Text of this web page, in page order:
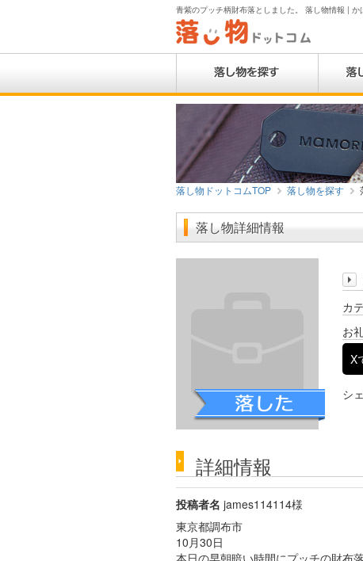
青紫のプッチ柄財布落としました。 落し物情報 | か
落し物ドットコムTOP 落し物を探す
落し物詳細情報
カ
お
X
シ
詳細情報
投稿者名 james114114様
東京都調布市
10月30日
本日の早朝暗い時間にプッチの財布